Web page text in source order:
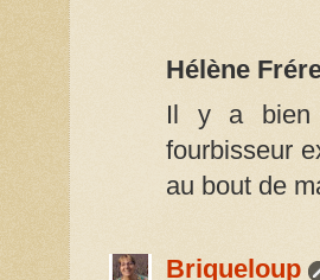
Hélène
Il y a bien
fourbisseur
au bout de
Briqueloup